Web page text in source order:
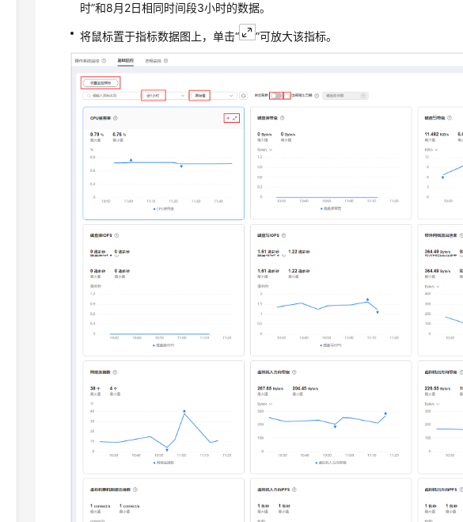
时”和8月2日相同时间段3小时的数据。
将鼠标置于指标数据图上，单击“ ”可放大该指标。